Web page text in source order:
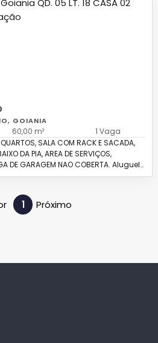
GOIANIA
60,00 m²
1 Vaga
SALA COM RACK E SACADA,
DA PIA, AREA DE SERVIÇOS,
DE GARAGEM NAO COBERTA. Aluguel
de seu consumo) e seguro
3060
1 Próximo